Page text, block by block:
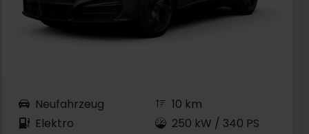
Neufahrzeug
Elektro
10 km
250 kW / 340 PS